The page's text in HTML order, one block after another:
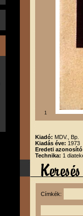
1
Kiadó: MDV., Bp.
Kiadás éve: 1973
Eredeti
Technika: 1
Címkék: